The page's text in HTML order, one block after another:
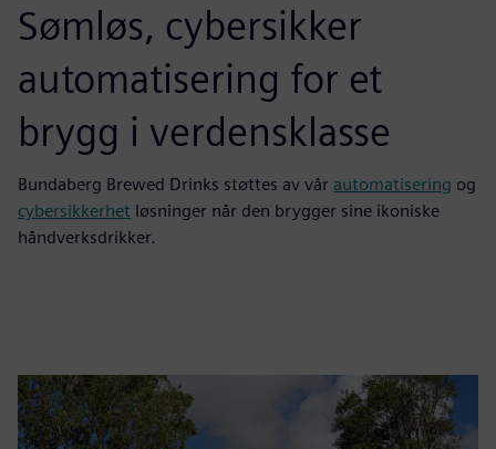
Sømløs, cybersikker
automatisering for et
brygg i verdensklasse
Bundaberg Brewed Drinks støttes av vår automatisering og
cybersikkerhet løsninger når den brygger sine ikoniske
håndverksdrikker.